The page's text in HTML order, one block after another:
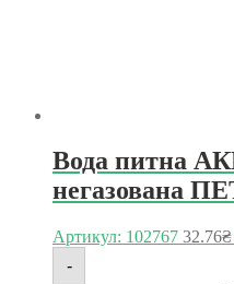
Вода питна
негазована
Артикул: 102767 32.76₴
-